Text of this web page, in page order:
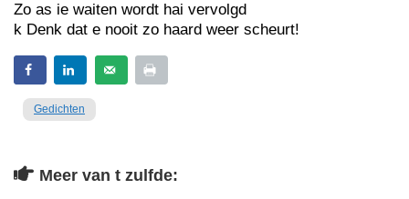
Zo as ie waiten wordt hai vervolgd
k Denk dat e nooit zo haard weer scheurt!
Gedichten
Meer van t zulfde: